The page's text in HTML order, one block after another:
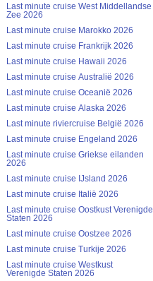
Last minute cruise West Middellandse
Zee 2026
Last minute cruise Marokko 2026
Last minute cruise Frankrijk 2026
Last minute cruise Hawaii 2026
Last minute cruise Australië 2026
Last minute cruise Oceanië 2026
Last minute cruise Alaska 2026
Last minute riviercruise België 2026
Last minute cruise Engeland 2026
Last minute cruise Griekse eilanden
2026
Last minute cruise IJsland 2026
Last minute cruise Italië 2026
Last minute cruise Oostkust Verenigde
Staten 2026
Last minute cruise Oostzee 2026
Last minute cruise Turkije 2026
Last minute cruise Westkust
Verenigde Staten 2026